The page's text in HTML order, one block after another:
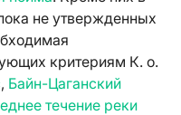
не утвержденных
критериям К. о.
, Байн-Цаганский
течение реки